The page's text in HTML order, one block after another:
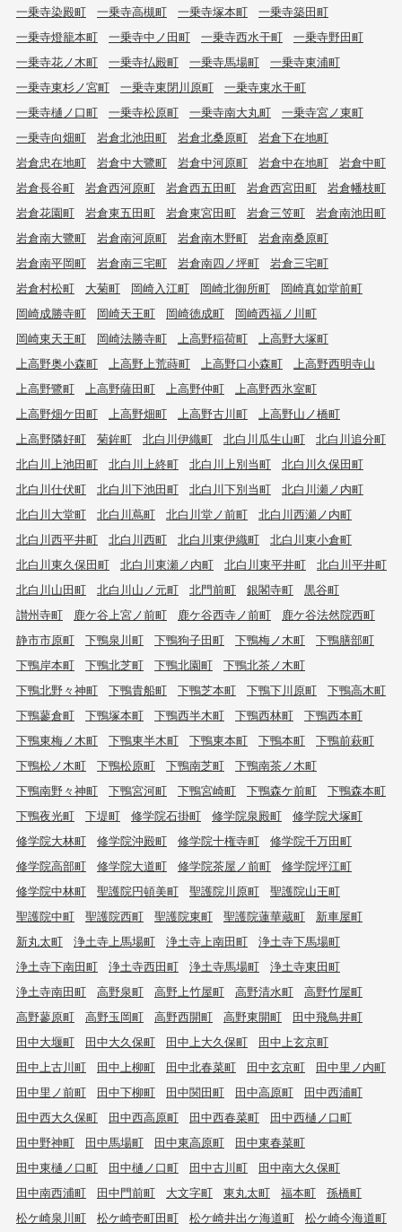
一乗寺染殿町
一乗寺高槻町 一乗寺塚本町
一乗寺築田町
一乗寺燈籠本町
一乗寺中ノ田町 一乗寺西水干町
一乗寺野田町
一乗寺花ノ木町
一乗寺払殿町 一乗寺馬場町
一乗寺東浦町
一乗寺東杉ノ宮町
一乗寺東閉川原町
一乗寺東水干町
一乗寺樋ノ口町
一乗寺松原町 一乗寺南大丸町
一乗寺宮ノ東町
一乗寺向畑町
岩倉北池田町 岩倉北桑原町
岩倉下在地町
岩倉忠在地町
岩倉中大鷺町 岩倉中河原町 岩倉中在地町
岩倉中町
岩倉長谷町
岩倉西河原町 岩倉西五田町 岩倉西宮田町
岩倉幡枝町
岩倉花園町
岩倉東五田町 岩倉東宮田町 岩倉三笠町
岩倉南池田町
岩倉南大鷺町
岩倉南河原町 岩倉南木野町
岩倉南桑原町
岩倉南平岡町
岩倉南三宅町 岩倉南四ノ坪町
岩倉三宅町
岩倉村松町
大菊町 岡崎入江町 岡崎北御所町
岡崎真如堂前町
岡崎成勝寺町
岡崎天王町 岡崎徳成町
岡崎西福ノ川町
岡崎東天王町
岡崎法勝寺町 上高野稲荷町
上高野大塚町
上高野奥小森町
上高野上荒蒔町 上高野口小森町
上高野西明寺山
上高野鷺町
上高野薩田町 上高野仲町
上高野西氷室町
上高野畑ケ田町
上高野畑町 上高野古川町
上高野山ノ橋町
上高野隣好町
菊鉾町 北白川伊織町 北白川瓜生山町
北白川追分町
北白川上池田町
北白川上終町 北白川上別当町
北白川久保田町
北白川仕伏町
北白川下池田町 北白川下別当町
北白川瀬ノ内町
北白川大堂町
北白川蔦町 北白川堂ノ前町
北白川西瀬ノ内町
北白川西平井町
北白川西町 北白川東伊織町
北白川東小倉町
北白川東久保田町
北白川東瀬ノ内町 北白川東平井町
北白川平井町
北白川山田町
北白川山ノ元町 北門前町 銀閣寺町
黒谷町
讃州寺町
鹿ケ谷上宮ノ前町 鹿ケ谷西寺ノ前町
鹿ケ谷法然院西町
静市市原町
下鴨泉川町 下鴨狗子田町 下鴨梅ノ木町
下鴨膳部町
下鴨岸本町
下鴨北芝町 下鴨北園町
下鴨北茶ノ木町
下鴨北野々神町
下鴨貴船町 下鴨芝本町 下鴨下川原町
下鴨高木町
下鴨蓼倉町
下鴨塚本町 下鴨西半木町 下鴨西林町
下鴨西本町
下鴨東梅ノ木町
下鴨東半木町 下鴨東本町 下鴨本町
下鴨前萩町
下鴨松ノ木町
下鴨松原町 下鴨南芝町
下鴨南茶ノ木町
下鴨南野々神町
下鴨宮河町 下鴨宮崎町 下鴨森ケ前町
下鴨森本町
下鴨夜光町
下堤町 修学院石掛町 修学院泉殿町
修学院犬塚町
修学院大林町
修学院沖殿町 修学院十権寺町
修学院千万田町
修学院高部町
修学院大道町 修学院茶屋ノ前町
修学院坪江町
修学院中林町
聖護院円頓美町 聖護院川原町
聖護院山王町
聖護院中町
聖護院西町 聖護院東町 聖護院蓮華蔵町
新車屋町
新丸太町
浄土寺上馬場町 浄土寺上南田町
浄土寺下馬場町
浄土寺下南田町
浄土寺西田町 浄土寺馬場町
浄土寺東田町
浄土寺南田町
高野泉町 高野上竹屋町 高野清水町
高野竹屋町
高野蓼原町
高野玉岡町 高野西開町 高野東開町
田中飛鳥井町
田中大堰町
田中大久保町 田中上大久保町
田中上玄京町
田中上古川町
田中上柳町 田中北春菜町 田中玄京町
田中里ノ内町
田中里ノ前町
田中下柳町 田中関田町 田中高原町
田中西浦町
田中西大久保町
田中西高原町 田中西春菜町
田中西樋ノ口町
田中野神町
田中馬場町 田中東高原町
田中東春菜町
田中東樋ノ口町
田中樋ノ口町 田中古川町
田中南大久保町
田中南西浦町
田中門前町 大文字町 東丸太町 福本町
孫橋町
松ケ崎泉川町
松ケ崎壱町田町 松ケ崎井出ケ海道町
松ケ崎今海道町